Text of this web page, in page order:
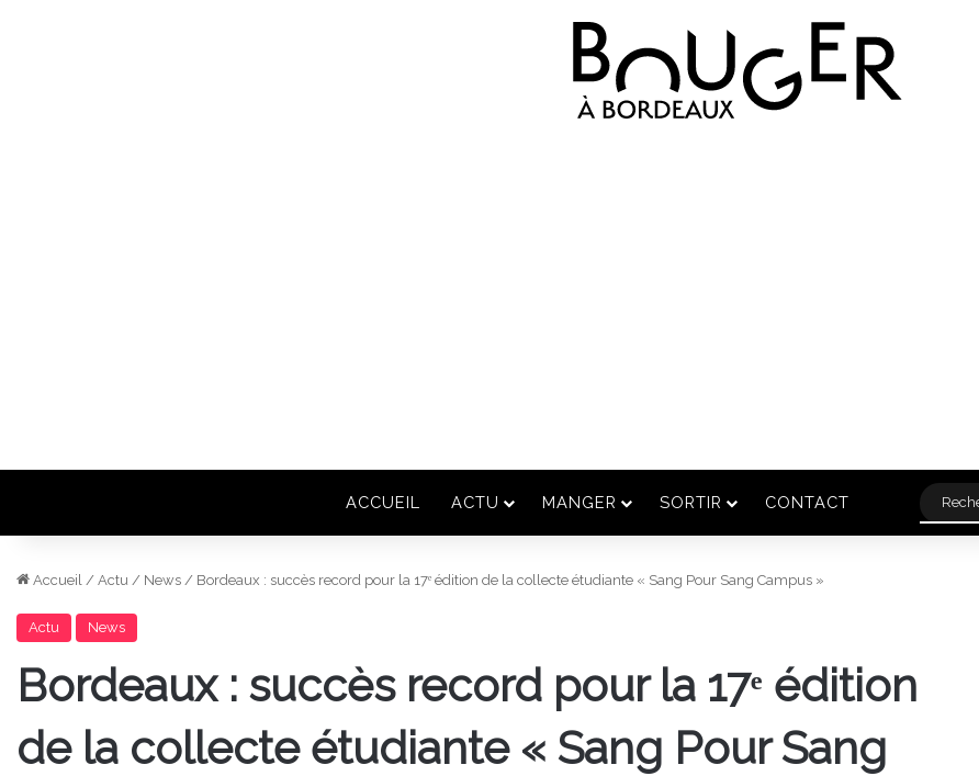
ACCUEIL ACTU MANGER SORTIR CONTACT
Accueil / Actu / News / Bordeaux : succès record pour la 17ᵉ édition de la collecte étudiante « Sang Pour Sang Campus »
Actu News
Bordeaux : succès record pour la 17ᵉ édition
de la collecte étudiante « Sang Pour Sang